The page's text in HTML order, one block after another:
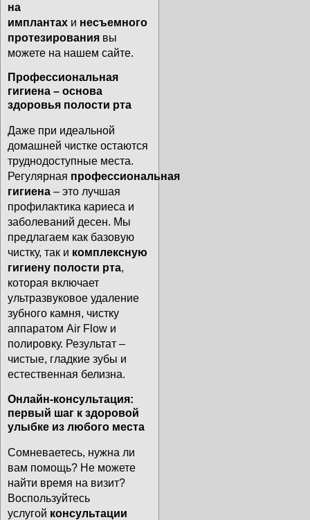
на
имплантах и несъемного
протезирования вы
можете на нашем сайте.
Профессиональная
гигиена – основа
здоровья полости рта
Даже при идеальной
домашней чистке остаются
труднодоступные места.
Регулярная профессиональная
гигиена – это лучшая
профилактика кариеса и
заболеваний десен. Мы
предлагаем как базовую
чистку, так и комплексную
гигиену полости рта,
которая включает
ультразвуковое удаление
зубного камня, чистку
аппаратом Air Flow и
полировку. Результат –
чистые, гладкие зубы и
естественная белизна.
Онлайн-консультация:
первый шаг к здоровой
улыбке из любого места
Сомневаетесь, нужна ли
вам помощь? Не можете
найти время на визит?
Воспользуйтесь
услугой консультации